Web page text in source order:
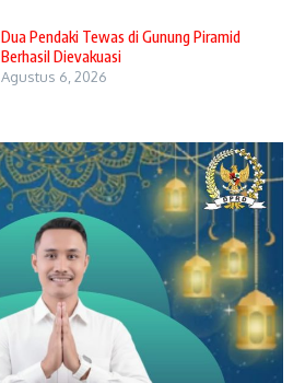
Dua Pendaki Tewas di Gunung Piramid
Berhasil Dievakuasi
Agustus 6, 2026